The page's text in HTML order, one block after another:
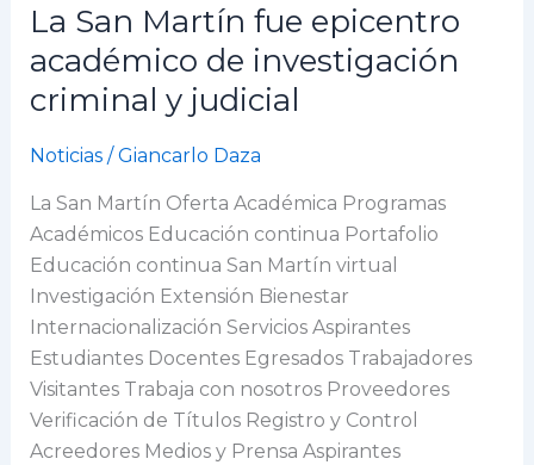
La San Martín fue epicentro
académico de investigación
criminal y judicial
Noticias/Giancarlo Daza
La San Martín Oferta Académica Programas
Académicos Educación continua Portafolio
Educación continua San Martín virtual
Investigación Extensión Bienestar
Internacionalización Servicios Aspirantes
Estudiantes Docentes Egresados Trabajadores
Visitantes Trabaja con nosotros Proveedores
Verificación de Títulos Registro y Control
Acreedores Medios y Prensa Aspirantes
La
Martín
fue
epicentro
académico
de
investigación
criminal
y
judicial